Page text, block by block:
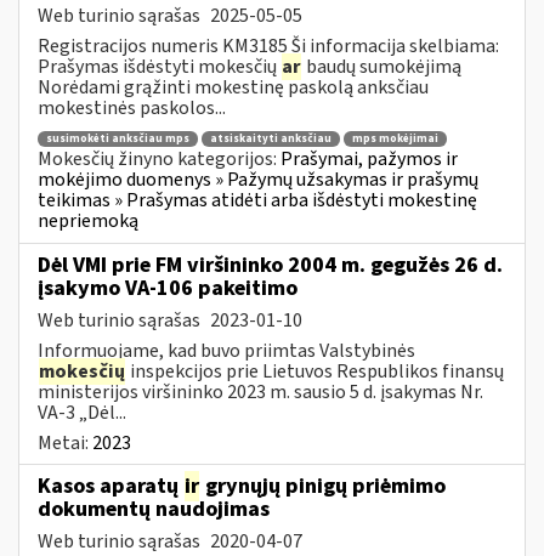
Web turinio sąrašas 2025-05-05
Registracijos numeris KM3185 Ši informacija skelbiama:
Prašymas išdėstyti mokesčių ar baudų sumokėjimą
Norėdami grąžinti mokestinę paskolą anksčiau
mokestinės paskolos...
susimokėti anksčiau mps atsiskaityti anksčiau mps mokėjimai
Mokesčių žinyno kategorijos: Prašymai, pažymos ir
mokėjimo duomenys » Pažymų užsakymas ir prašymų
teikimas » Prašymas atidėti arba išdėstyti mokestinę
nepriemoką
Dėl VMI prie FM viršininko 2004 m. gegužės 26 d.
įsakymo VA-106 pakeitimo
Web turinio sąrašas 2023-01-10
Informuojame, kad buvo priimtas Valstybinės
mokesčių inspekcijos prie Lietuvos Respublikos finansų
ministerijos viršininko 2023 m. sausio 5 d. įsakymas Nr.
VA-3 „Dėl...
Metai: 2023
Kasos aparatų ir grynųjų pinigų priėmimo
dokumentų naudojimas
Web turinio sąrašas 2020-04-07